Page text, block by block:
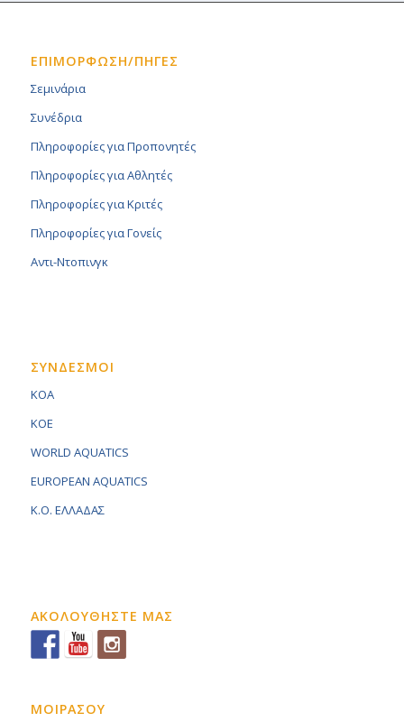
ΕΠΙΜΟΡΦΩΣΗ/ΠΗΓΕΣ
Σεμινάρια
Συνέδρια
Πληροφορίες για Προπονητές
Πληροφορίες για Αθλητές
Πληροφορίες για Κριτές
Πληροφορίες για Γονείς
Αντι-Ντοπινγκ
ΣΥΝΔΕΣΜΟΙ
KOA
KOE
WORLD AQUATICS
EUROPEAN AQUATICS
K.O. ΕΛΛΑΔΑΣ
ΑΚΟΛΟΥΘΗΣΤΕ ΜΑΣ
ΜΟΙΡΑΣΟΥ